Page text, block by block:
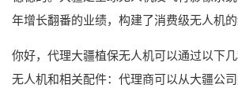
年增长翻番的业绩，构建了消费级无人机的
你好，代理大疆植保无人机可以通过以下
无人机和相关配件：代理商可以从大疆公